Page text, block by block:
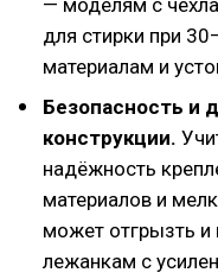
— моделям с
для стирки при
материалам и
Безопасность и
конструкции.
надёжность
материалов и
может отгрызть и
лежанкам с